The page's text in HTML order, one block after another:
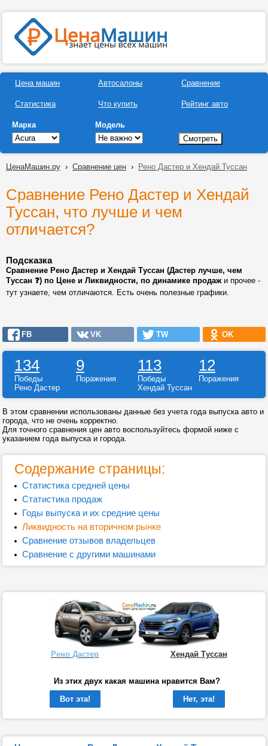
Цена машин
Статистика
Автосалоны
Что купить
Сравнение
Рейтинг авто
Марка Модель
ЦенаМашин.ру › Сравнение цен › Рено Дастер и Хендай Туссан
Сравнение Рено Дастер и Хендай
Туссан, что лучше и чем
отличается?
Подсказка
Сравнение Рено Дастер и Хендай Туссан (Дастер лучше, чем
Туссан ❓) по Цене и Ликвидности, по динамике продажи прочее -
тут узнаете, чем отличаются. Есть очень полезные графики.
FB VK TW OK
134 9 113 12
Победы Поражения Победы
Поражения
Рено Дастер
Хендай Туссан
В этом сравнении использованы данные без учета года выпуска авто и
города, что не очень корректно.
Для точного сравнения цен авто воспользуйтесь формой ниже с
указанием года выпуска и города.
Содержание страницы:
Статистика средней цены
Статистика продаж
Годы выпуска и их средние цены
Ликвидность на вторичном рынке
Сравнение отзывов владельцев
Сравнение с другими машинами
Рено Дастер Хендай Туссан
Из этих двух какая машина нравится Вам?
Вот эта!
Нет, эта!